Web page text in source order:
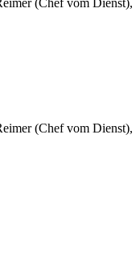
(Chef vom Dienst),
(Chef vom Dienst),